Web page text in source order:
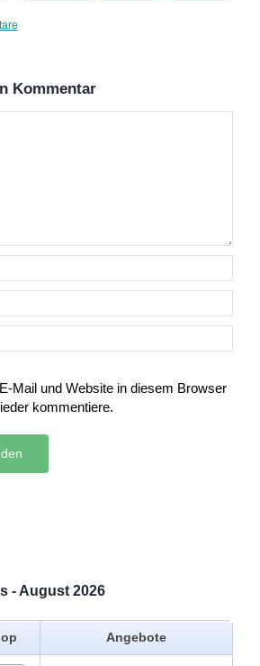
Kommentar
Mail und Website in diesem Browser
kommentiere.
- August 2026
Angebote